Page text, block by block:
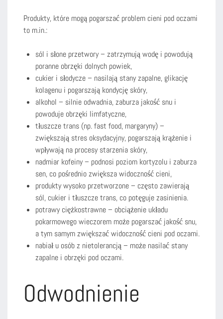
Produkty, które mogą pogarszać problem cieni pod oczami
to m.in.:
sól i słone przetwory – zatrzymują wodę i powodują
poranne obrzęki dolnych powiek,
cukier i słodycze – nasilają stany zapalne, glikację
kolagenu i pogarszają kondycję skóry,
alkohol – silnie odwadnia, zaburza jakość snu i
powoduje obrzęki limfatyczne,
tłuszcze trans (np. fast food, margaryny) –
zwiększają stres oksydacyjny, pogarszają krążenie i
wpływają na procesy starzenia skóry,
nadmiar kofeiny – podnosi poziom kortyzolu i zaburza
sen, co pośrednio zwiększa widoczność cieni,
produkty wysoko przetworzone – często zawierają
sól, cukier i tłuszcze trans, co potęguje zasinienia.
potrawy ciężkostrawne – obciążenie układu
pokarmowego wieczorem może pogarszać jakość snu,
a tym samym zwiększać widoczność cieni pod oczami.
nabiał u osób z nietolerancją – może nasilać stany
zapalne i obrzęki pod oczami.
Odwodnienie